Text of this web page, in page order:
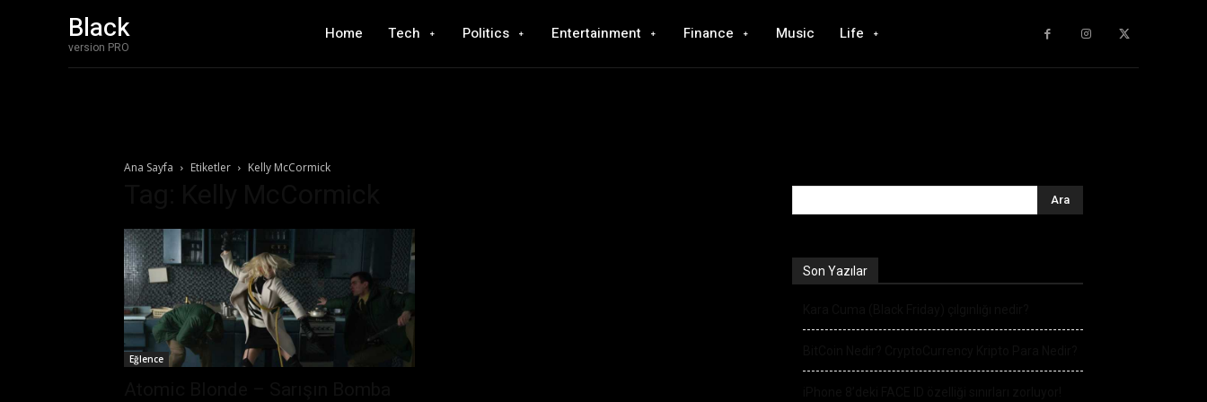
Black
version PRO
Home Tech Politics Entertainment Finance Music Life
Ana Sayfa Etiketler Kelly McCormick
Eğlence
Son Yazılar